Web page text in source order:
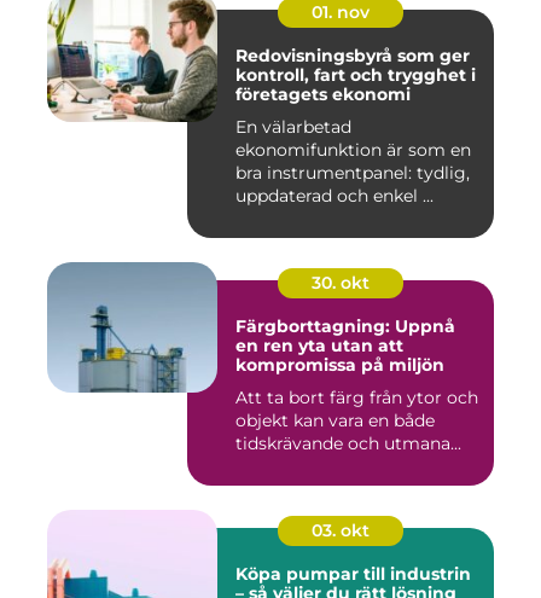
01. nov
Redovisningsbyrå som ger
kontroll, fart och trygghet i
företagets ekonomi
En välarbetad
ekonomifunktion är som en
bra instrumentpanel: tydlig,
uppdaterad och enkel ...
30. okt
Färgborttagning: Uppnå
en ren yta utan att
kompromissa på miljön
Att ta bort färg från ytor och
objekt kan vara en både
tidskrävande och utmana...
03. okt
Köpa pumpar till industrin
– så väljer du rätt lösning